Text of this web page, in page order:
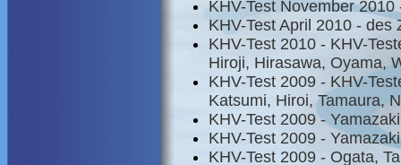
KHV-Test November 2010
KHV-Test April 2010 - des
KHV-Test 2010 - KHV-
Hiroji, Hirasawa, Oyama,
KHV-Test 2009 - KHV-
Katsumi, Hiroi, Tamaura,
KHV-Test 2009 -
KHV-Test 2009 -
KHV-Test 2009 - Ogata,